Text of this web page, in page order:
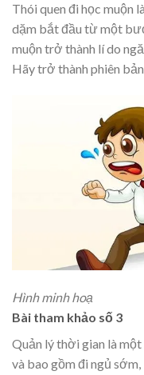
Thói quen đi học muộn
dặm bắt đầu từ một
muộn trở thành lí do
Hãy trở thành phiên
Hình minh hoạ
Bài tham khảo số 3
Quản lý thời gian là
và bao gồm đi ngủ